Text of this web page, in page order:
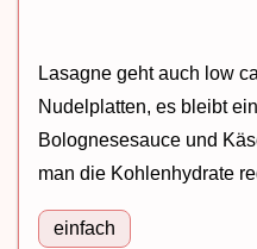
Lasagne geht auch low
Nudelplatten, es bleibt
Bolognesesauce und
man die Kohlenhydrate
einfach